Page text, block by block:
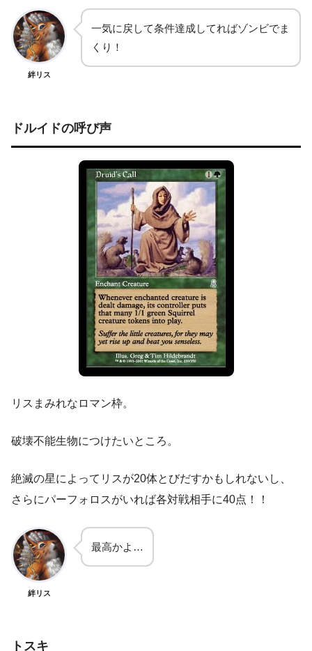
絆リス
一気に戻して条件達成してればゾンビでま
くり！
ドルイドの呼び声
リスまみれなロマン枠。
破壊不能生物につけたいところ。
絶滅の星によってリスが20体とびだすかもしれないし、
さらにパーフォロスがいれば各対戦相手に40点！！
絆リス
最高かよ…
トスキ